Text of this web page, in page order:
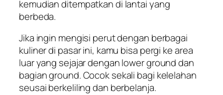
kemudian ditempatkan di lantai yang
berbeda.
Jika ingin mengisi perut dengan berbagai
kuliner di pasar ini, kamu bisa pergi ke area
luar yang sejajar dengan lower ground dan
bagian ground. Cocok sekali bagi kelelahan
seusai berkeliling dan berbelanja.